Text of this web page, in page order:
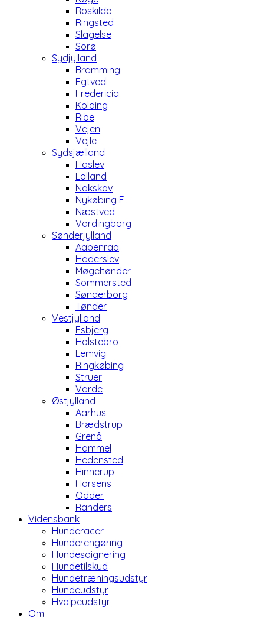
Roskilde
Ringsted
Slagelse
Sorø
Sydjylland
Bramming
Egtved
Fredericia
Kolding
Ribe
Vejen
Vejle
Sydsjælland
Haslev
Lolland
Nakskov
Nykøbing F
Næstved
Vordingborg
Sønderjylland
Aabenraa
Haderslev
Møgeltønder
Sommersted
Sønderborg
Tønder
Vestjylland
Esbjerg
Holstebro
Lemvig
Ringkøbing
Struer
Varde
Østjylland
Aarhus
Brædstrup
Grenå
Hammel
Hedensted
Hinnerup
Horsens
Odder
Randers
Vidensbank
Hunderacer
Hunderengøring
Hundesoignering
Hundetilskud
Hundetræningsudstyr
Hundeudstyr
Hvalpeudstyr
Om